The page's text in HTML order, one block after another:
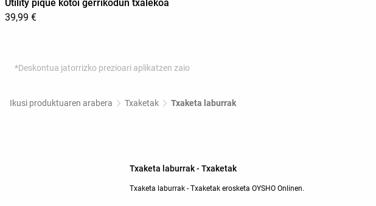
Utility piqué kotoi gerrikodun txalekoa
39,99 €
*Deskontua jatorrizko prezioari aplikatzen zaio
Ikusi produktuaren arabera Txaketak Txaketa laburrak
Txaketa laburrak - Txaketak
Txaketa laburrak - Txaketak erosketa OYSHO Onlinen.